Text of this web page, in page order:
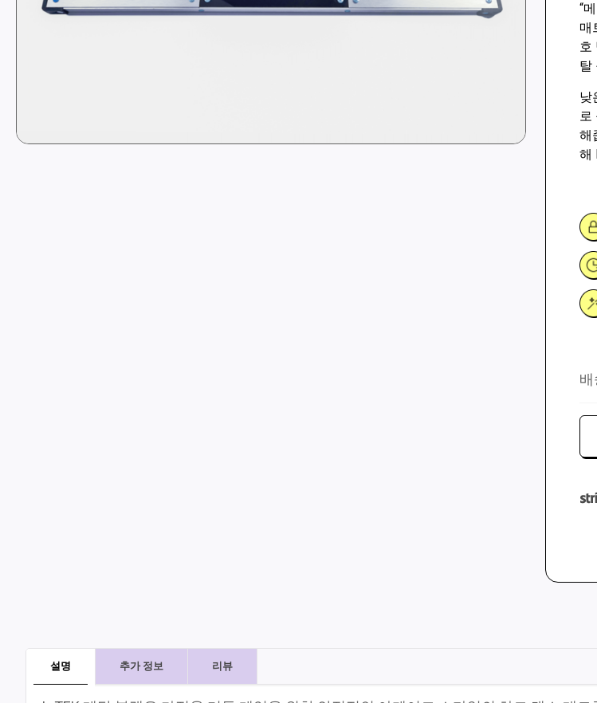
“
매
호
탈
낮
로
해
해
배
댄
매
랙
설명 추가 정보 리뷰